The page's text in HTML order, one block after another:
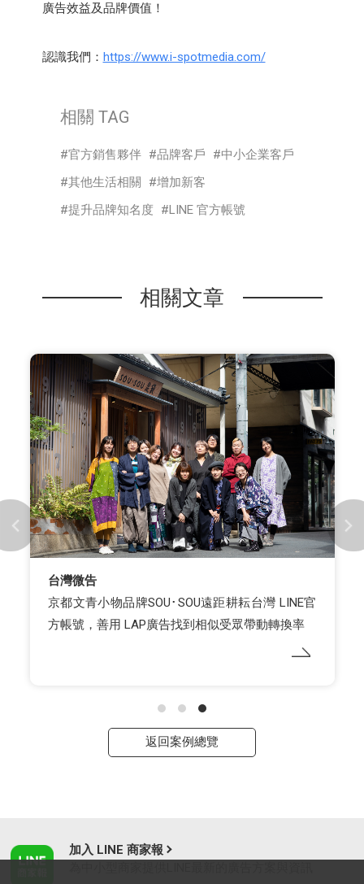
廣告效益及品牌價值！
認識我們： https://www.i-spotmedia.com/
相關 TAG
官方銷售夥伴 品牌客戶
中小企業客戶
其他生活相關
增加新客
提升品牌知名度
LINE 官方帳號
相關文章
台灣微告
京都文青小物品牌SOU･SOU遠距耕耘台灣 LINE官
方帳號，善用 LAP廣告找到相似受眾帶動轉換率
返回案例總覽
加入 LINE 商家報